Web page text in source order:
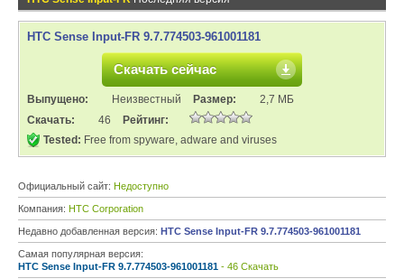
HTC Sense Input-FR 9.7.774503-961001181
Скачать сейчас
Выпущено: Неизвестный Размер:
2,7 МБ
Скачать:
46
Рейтинг:
Tested: Free from spyware, adware and viruses
Официальный сайт: Недоступно
Компания: HTC Corporation
Недавно добавленная версия: HTC Sense Input-FR 9.7.774503-961001181
Самая популярная версия:
HTC Sense Input-FR 9.7.774503-961001181 - 46 Скачать